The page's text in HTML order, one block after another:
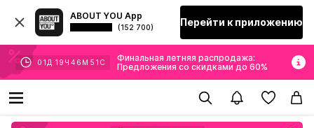
ABOUT YOU App
(152 700) Перейти к приложению
01 Д 19 Ч 46 М 49 С
Финальная летняя распродажа:
Предложения со скидками до 60%